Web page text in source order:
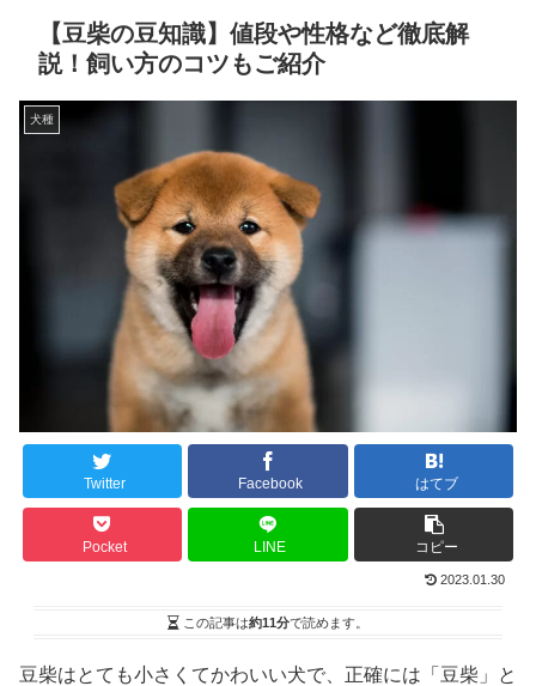
【豆柴の豆知識】値段や性格など徹底解
説！飼い方のコツもご紹介
犬種
Twitter Facebook はてブ
Pocket LINE コピー
2023.01.30
この記事は約11分で読めます。
豆柴はとても小さくてかわいい犬で、正確には「豆柴」と